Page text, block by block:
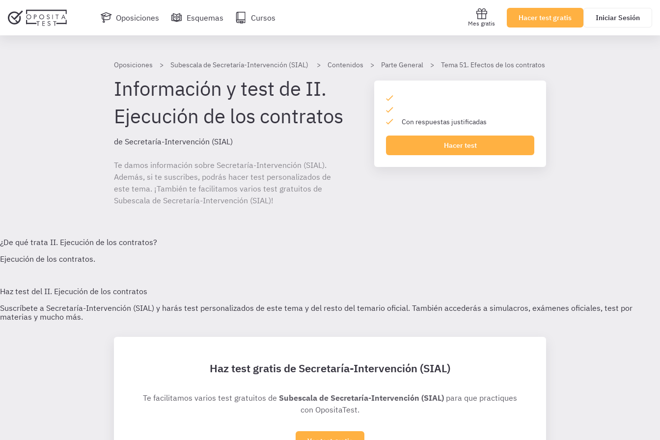
Oposiciones Esquemas Cursos
Mes gratis
Hacer test gratis Iniciar Sesión
Oposiciones Subescala de Secretaría-Intervención (SIAL) Contenidos Parte General Tema 51. Efectos de los contratos
Información y test de II.
Ejecución de los contratos
de Secretaría-Intervención (SIAL)
Te damos información sobre Secretaría-Intervención (SIAL).
Además, si te suscribes, podrás hacer test personalizados de
este tema. ¡También te facilitamos varios test gratuitos de
Subescala de Secretaría-Intervención (SIAL)!
Con respuestas justificadas
Hacer test
Haz test gratis de Secretaría-Intervención (SIAL)
Te facilitamos varios test gratuitos de Subescala de Secretaría-Intervención (SIAL) para que practiques
con OpositaTest.